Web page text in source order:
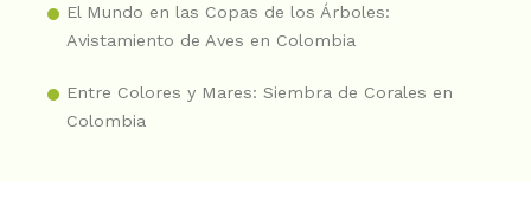
El Mundo en las Copas de los Árboles:
Avistamiento de Aves en Colombia
Entre Colores y Mares: Siembra de Corales en
Colombia